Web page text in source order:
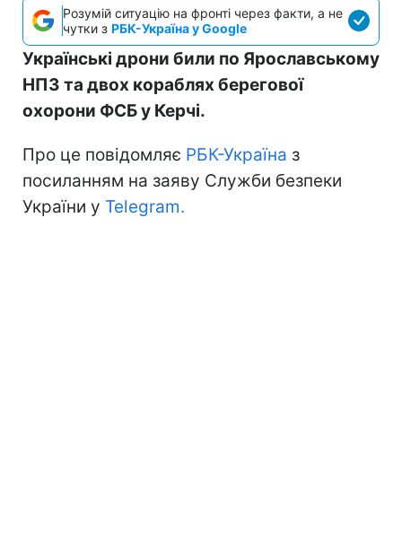
Розумій ситуацію на фронті через факти, а не
чутки з РБК-Україна у Google
Українські дрони били по Ярославському
НПЗ та двох кораблях берегової
охорони ФСБ у Керчі.
Про це повідомляє РБК-Україна з
посиланням на заяву Служби безпеки
України у Telegram.